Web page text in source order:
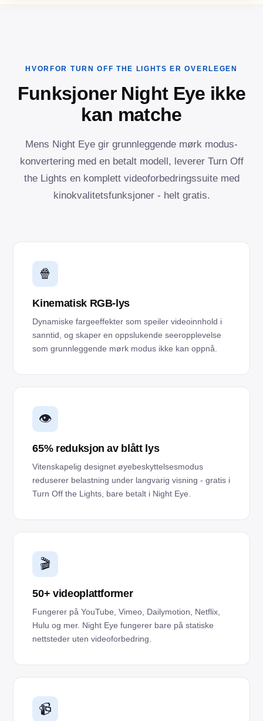
HVORFOR TURN OFF THE LIGHTS ER OVERLEGEN
Funksjoner Night Eye ikke
kan matche
Mens Night Eye gir grunnleggende mørk modus-
konvertering med en betalt modell, leverer Turn Off
the Lights en komplett videoforbedringssuite med
kinokvalitetsfunksjoner - helt gratis.
🍿
Kinematisk RGB-lys
Dynamiske fargeeffekter som speiler videoinnhold i
sanntid, og skaper en oppslukende seeropplevelse
som grunnleggende mørk modus ikke kan oppnå.
👁️
65% reduksjon av blått lys
Vitenskapelig designet øyebeskyttelsesmodus
reduserer belastning under langvarig visning - gratis i
Turn Off the Lights, bare betalt i Night Eye.
🎬
50+ videoplattformer
Fungerer på YouTube, Vimeo, Dailymotion, Netflix,
Hulu og mer. Night Eye fungerer bare på statiske
nettsteder uten videoforbedring.
📹